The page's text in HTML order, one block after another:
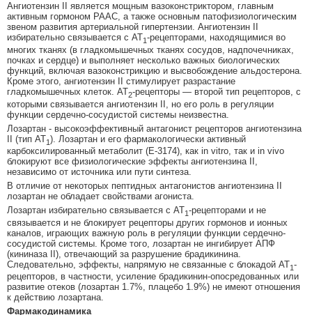
Ангиотензин II является мощным вазоконстриктором, главным
активным гормоном РААС, а также основным патофизиологическим
звеном развития артериальной гипертензии. Ангиотензин II
избирательно связывается с АТ1-рецепторами, находящимися во
многих тканях (в гладкомышечных тканях сосудов, надпочечниках,
почках и сердце) и выполняет несколько важных биологических
функций, включая вазоконстрикцию и высвобождение альдостерона.
Кроме этого, ангиотензин II стимулирует разрастание
гладкомышечных клеток. АТ2-рецепторы — второй тип рецепторов, с
которыми связывается ангиотензин II, но его роль в регуляции
функции сердечно-сосудистой системы неизвестна.
Лозартан - высокоэффективный антагонист рецепторов ангиотензина
II (тип АТ1). Лозартан и его фармакологически активный
карбоксилированный метаболит (Е-3174), как in vitro, так и in vivo
блокируют все физиологические эффекты ангиотензина II,
независимо от источника или пути синтеза.
В отличие от некоторых пептидных антагонистов ангиотензина II
лозартан не обладает свойствами агониста.
Лозартан избирательно связывается с АТ1-рецепторами и не
связывается и не блокирует рецепторы других гормонов и ионных
каналов, играющих важную роль в регуляции функции сердечно-
сосудистой системы. Кроме того, лозартан не ингибирует АПФ
(кининаза II), отвечающий за разрушение брадикинина.
Следовательно, эффекты, напрямую не связанные с блокадой АТ1-
рецепторов, в частности, усиление брадикинин-опосредованных или
развитие отеков (лозартан 1.7%, плацебо 1.9%) не имеют отношения
к действию лозартана.
Фармакодинамика